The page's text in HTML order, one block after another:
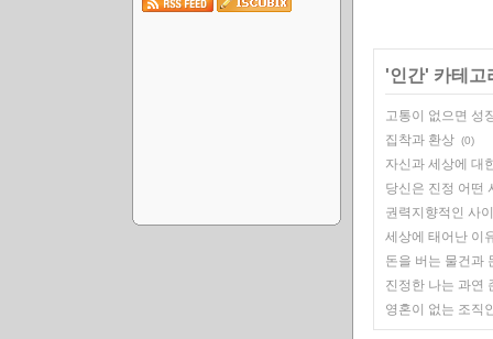
'인간' 카테고
고통이 없으면 성
집착과 환상 (0)
자신과 세상에 대
당신은 진정 어떤
권력지향적인 사
세상에 태어난 이
돈을 버는 물건과
진정한 나는 과연
영혼이 없는 조직